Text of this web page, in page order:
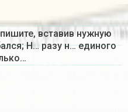
вставив нужную
Н… разу н… единого